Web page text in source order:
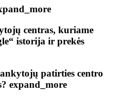
centras, kuriame
istorija ir prekės
patirties centro
expand_more